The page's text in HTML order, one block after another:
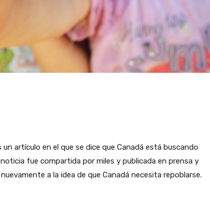
artículo en el que se dice que Canadá está buscando
fue compartida por miles y publicada en prensa y
a la idea de que Canadá necesita repoblarse.